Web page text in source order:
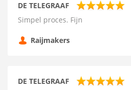
DE TELEGRAAF
Simpel proces. Fijn
Raijmakers
DE TELEGRAAF